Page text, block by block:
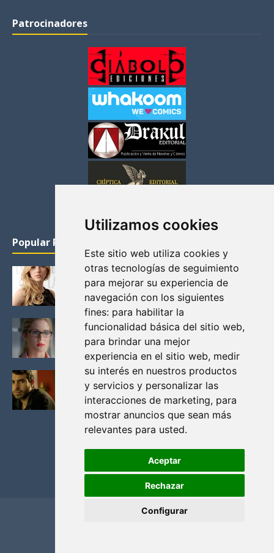
Utilizamos cookies
Este sitio web utiliza cookies y
otras tecnologías de seguimiento
para mejorar su experiencia de
navegación con los siguientes
fines: para habilitar la
funcionalidad básica del sitio web,
para brindar una mejor
experiencia en el sitio web, medir
su interés en nuestros productos
y servicios y personalizar las
interacciones de marketing, para
mostrar anuncios que sean más
relevantes para usted.
Aceptar
Rechazar
Configurar
Patrocinadores
Popular Posts
KATHERYN WINNICK: LA ACTRIZ MAS GUAPA DE
VIKINGOS
Junio 14, 2013
FELICITY (EMILY BETT RICKARDS), LAS FOTOS
MAS BONITAS DE LA ALIADA DE ARROW
Noviembre 30, 2013
BLACK MIRROR: TODA TU HISTORIA. EPISODIO 3.
LA CRITICA
Mayo 17, 2012
Privacidad y cookies
Contacto